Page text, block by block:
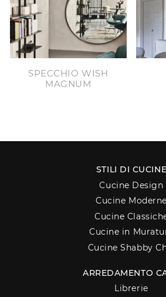
SPECCHIO WISH
MAGNUM
STILI DI CUCINE
Cucine Design
Cucine Moderne
Cucine
Cucine in
Cucine Shabby
ARREDAMENTO
Librerie